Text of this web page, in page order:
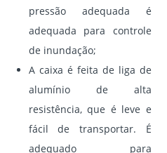
pressão adequada é
adequada para controle
de inundação;
A caixa é feita de liga de
alumínio de alta
resistência, que é leve e
fácil de transportar. É
adequado para